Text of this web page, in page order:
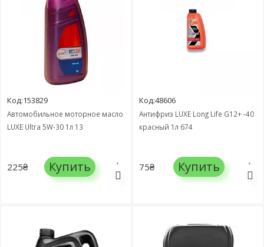
Код:153829
Автомобильное моторное масло
LUXЕ Ultra 5W-30 1л 13
225₴ Купить
Код:48606
Антифриз LUXE Long Life G12+ -40
красный 1л 674
75₴ Купить